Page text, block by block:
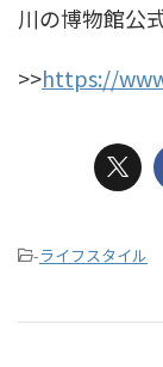
川の博物館公
>>https://
-ライフスタイル